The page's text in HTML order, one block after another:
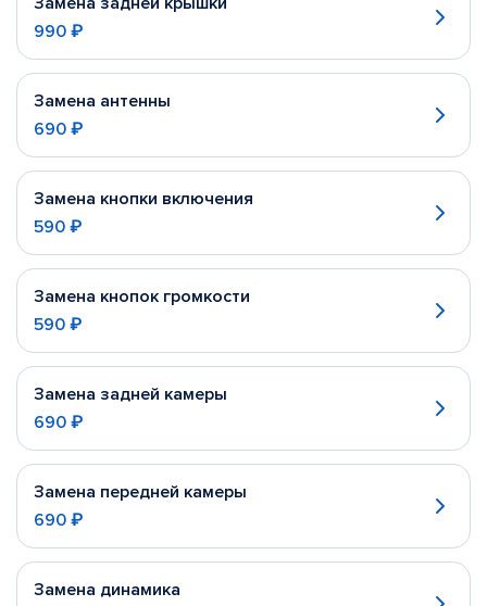
990 ₽
Замена антенны
690 ₽
Замена кнопки включения
590 ₽
Замена кнопок громкости
590 ₽
Замена задней камеры
690 ₽
Замена передней камеры
690 ₽
Замена динамика